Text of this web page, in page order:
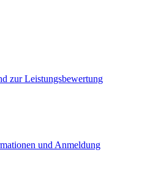
zur Leistungsbewertung
und Anmeldung